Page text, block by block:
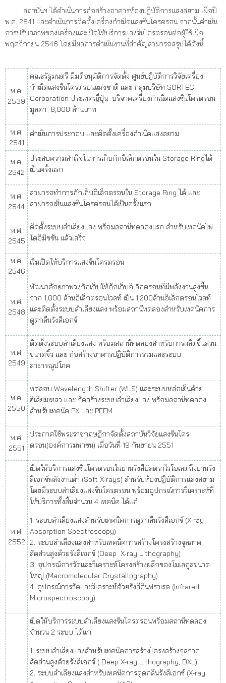
สถาบันฯ ได้ดำเนินการก่อสร้างอาคารห้องปฏิบัติการแสงสยาม เมื่อปี
พ.ศ. 2541 และดำเนินการติดตั้งเครื่องกำเนิดแสงซินโครตรอน จากนั้นดำเนิน
การปรับสภาพของเครื่องและเปิดให้บริการแสงซินโครตรอนต่อผู้ใช้เมื่อ
พฤศจิกายน 2546 โดยมีผลการดำเนินงานที่สำคัญสามารถสรุปได้ดังนี้
พ.ศ.
2539
คณะรัฐมนตรี มีมติอนุมัติการจัดตั้ง ศูนย์ปฏิบัติการวิจัยเครื่อง
กำเนิดแสงซินโครตรอนแห่งชาติ และ กลุ่มบริษัท SORTEC
Corporation ประเทศญี่ปุ่น บริจาคเครื่องกำเนิดแสงซินโครตรอน
มูลค่า 8,000 ล้านบาท
พ.ศ.
2541
ดำเนินการประกอบ และติดตั้งเครื่องกำเนิดแสงสยาม
พ.ศ.
2542
ประสบความสำเร็จในการเก็บกักอิเล็กตรอนใน Storage Ringได้
เป็นครั้งแรก
พ.ศ.
2544
สามารถทำการกักเก็บอิเล็กตรอนใน Storage Ring ได้ และ
สามารถเห็นแสงซินโครตรอนได้เป็นครั้งแรก
พ.ศ.
2545
ติดตั้งระบบลำเลียงแสง พร้อมสถานีทดลองแรก สำหรับเทคนิคโฟ
โตอิมิชชัน แล้วเสร็จ
พ.ศ.
2546
เริ่มเปิดให้บริการแสงซินโครตรอน
พ.ศ.
2548
พัฒนาศักยภาพวงกักเก็บให้กักเก็บอิเล็กตรอนที่มีพลังงานสูงขึ้น
จาก 1,000 ล้านอิเล็กตรอนโวลท์ เป็น 1,200ล้านอิเล็กตรอนโวลท์
และติดตั้งระบบลำเลียงแสง พร้อมสถานีทดลองสำหรับเทคนิคการ
ดูดกลืนรังสีเอกซ์
พ.ศ.
2549
ติดตั้งระบบลำเลียงแสง พร้อมสถานีทดลองสำหรับการผลิตชิ้นส่วน
ขนาดจิ๋ว และ ก่อสร้างอาคารปฏิบัติการรวมและระบบ
สาธารณูปโภค
พ.ศ.
2550
ทดสอบ Wavelength Shifter (WLS) และระบบหล่อเย็นด้วย
ฮีเลียมเหลว และ จัดสร้างระบบลำเลียงแสง พร้อมสถานีทดลอง
สำหรับเทคนิค PX และ PEEM
พ.ศ.
2551
ประกาศใช้พระราชกฤษฎีกาจัดตั้งสถาบันวิจัยแสงซินโคร
ตรอน(องค์การมหาชน) เมื่อวันที่ 19 กันยายน 2551
พ.ศ.
2552
เปิดให้บริการแสงซินโครตรอนในย่านรังสีอัลตราไวโอเลตถึงย่านรัง
สีเอกซ์พลังงานต่ำ (Soft X-rays) สำหรับห้องปฏิบัติการแสงสยาม
โดยมีระบบลำเลียงแสงซินโครตรอน พร้อมอุปกรณ์การวิเคราะห์ที่
ให้บริการทั้งสิ้นจำนวน 4 เทคนิค ได้แก่
1. ระบบลำเลียงแสงสำหรับเทคนิคการดูดกลืนรังสีเอกซ์ (X-ray
Absorption Spectroscopy)
2. ระบบลำเลียงแสงสำหรับเทคนิคการสร้างโครงสร้างจุลภาค
สัดส่วนสูงด้วยรังสีเอกซ์ (Deep X-ray Lithography)
3. อุปกรณ์การวัดและวิเคราะห์โครงสร้างผลึกของโมเลกุลขนาด
ใหญ่ (Macromolecular Crystallography)
4. อุปกรณ์การวัดและวิเคราะห์ด้วยรังสีอินฟราเรด (Infrared
Microspectroscopy)
เปิดให้บริการระบบลำเลียงแสงซินโครตรอนพร้อมสถานีทดลอง
จำนวน 2 ระบบ ได้แก่
1. ระบบลำเลียงแสงสำหรับเทคนิคการสร้างโครงสร้างจุลภาค
สัดส่วนสูงด้วยรังสีเอกซ์ ( Deep X-ray Lithography, DXL)
2. ระบบลำเลียงแสงสำหรับเทคนิคการดูดกลืนรังสีเอกซ์ (X-ray